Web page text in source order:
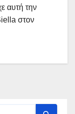
αυτή την
στον